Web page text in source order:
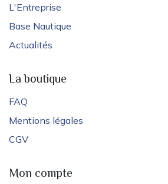
L'Entreprise
Base Nautique
Actualités
La boutique
FAQ
Mentions légales
CGV
Mon compte